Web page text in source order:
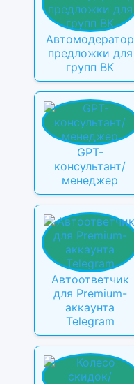
Автомодератор
предложки для
групп ВК
GPT-
консультант/
менеджер
Автоответчик
для Premium-
аккаунта
Telegram